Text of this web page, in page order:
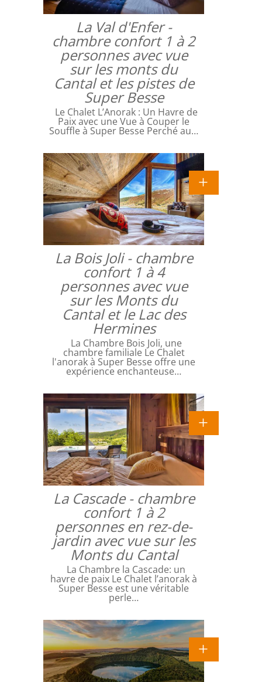
La Val d'Enfer -
chambre confort 1 à 2
personnes avec vue
sur les monts du
Cantal et les pistes de
Super Besse
Le Chalet L’Anorak : Un Havre de
Paix avec une Vue à Couper le
Souffle à Super Besse Perché au…
La Bois Joli - chambre
confort 1 à 4
personnes avec vue
sur les Monts du
Cantal et le Lac des
Hermines
La Chambre Bois Joli, une
chambre familiale Le Chalet
l'anorak à Super Besse offre une
expérience enchanteuse…
La Cascade - chambre
confort 1 à 2
personnes en rez-de-
jardin avec vue sur les
Monts du Cantal
La Chambre la Cascade: un
havre de paix Le Chalet l’anorak à
Super Besse est une véritable
perle…